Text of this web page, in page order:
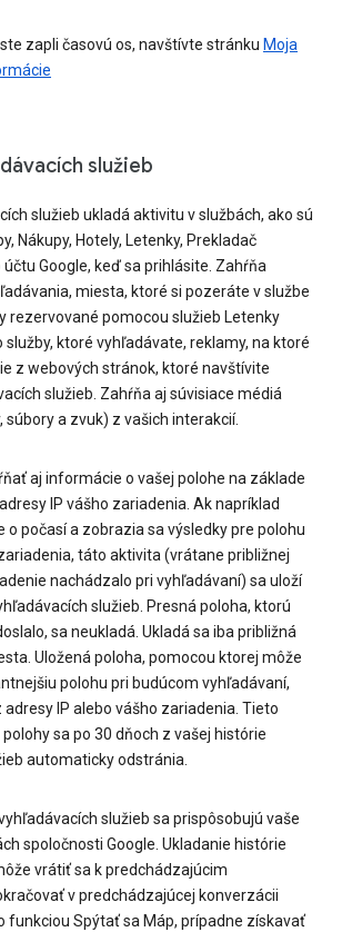
zapli časovú os, navštívte stránku Moja
služieb
služieb ukladá aktivitu v službách, ako sú
Nákupy, Hotely, Letenky, Prekladač
účtu Google, keď sa prihlásite. Zahŕňa
miesta, ktoré si pozeráte v službe
rezervované pomocou služieb Letenky
služby, ktoré vyhľadávate, reklamy, na ktoré
z webových stránok, ktoré navštívite
služieb. Zahŕňa aj súvisiace médiá
súbory a zvuk) z vašich interakcií.
aj informácie o vašej polohe na základe
IP vášho zariadenia. Ak napríklad
počasí a zobrazia sa výsledky pre polohu
táto aktivita (vrátane približnej
nachádzalo pri vyhľadávaní) sa uloží
služieb. Presná poloha, ktorú
sa neukladá. Ukladá sa iba približná
Uložená poloha, pomocou ktorej môže
polohu pri budúcom vyhľadávaní,
IP alebo vášho zariadenia. Tieto
sa po 30 dňoch z vašej histórie
automaticky odstránia.
služieb sa prispôsobujú vaše
spoločnosti Google. Ukladanie histórie
vrátiť sa k predchádzajúcim
v predchádzajúcej konverzácii
funkciou Spýtať sa Máp, prípadne získavať